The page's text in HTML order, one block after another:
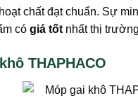
chất đạt chuẩn. Sự
có giá tốt nhất thị
THAPHACO